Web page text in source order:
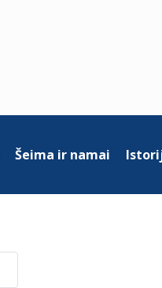
Šeima ir namai